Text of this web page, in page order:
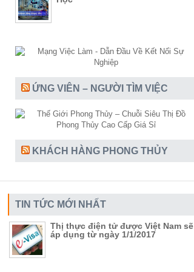
ỨNG VIÊN – NGƯỜI TÌM VIỆC
KHÁCH HÀNG PHONG THỦY
TIN TỨC MỚI NHẤT
Thị thực điện tử được Việt Nam sẽ
áp dụng từ ngày 1/1/2017